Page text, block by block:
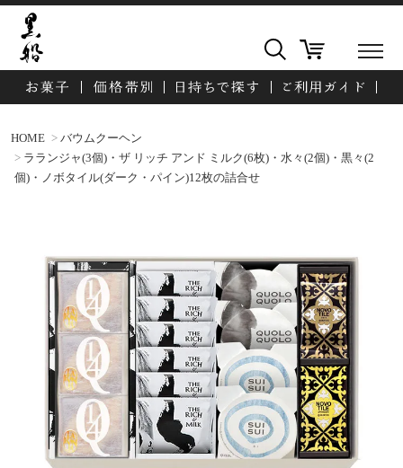
HOME
バウムクーヘン
ラランジャ(3個)・ザ リッチ アンド ミルク(6枚)・水々(2個)・黒々(2
個)・ノボタイル(ダーク・パイン)12枚の詰合せ